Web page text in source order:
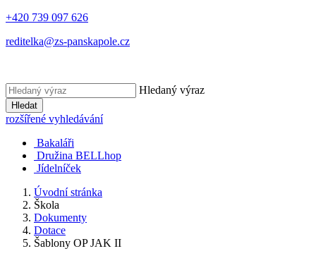
+420 739 097 626
reditelka@zs-panskapole.cz
Hledaný výraz
Hledat
rozšířené vyhledávání
Bakaláři
Družina BELLhop
Jídelníček
Úvodní stránka
Škola
Dokumenty
Dotace
Šablony OP JAK II